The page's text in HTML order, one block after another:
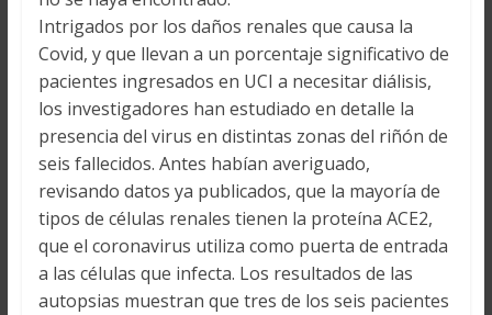
Intrigados por los daños renales que causa la
Covid, y que llevan a un porcentaje significativo de
pacientes ingresados en UCI a necesitar diálisis,
los investigadores han estudiado en detalle la
presencia del virus en distintas zonas del riñón de
seis fallecidos. Antes habían averiguado,
revisando datos ya publicados, que la mayoría de
tipos de células renales tienen la proteína ACE2,
que el coronavirus utiliza como puerta de entrada
a las células que infecta. Los resultados de las
autopsias muestran que tres de los seis pacientes